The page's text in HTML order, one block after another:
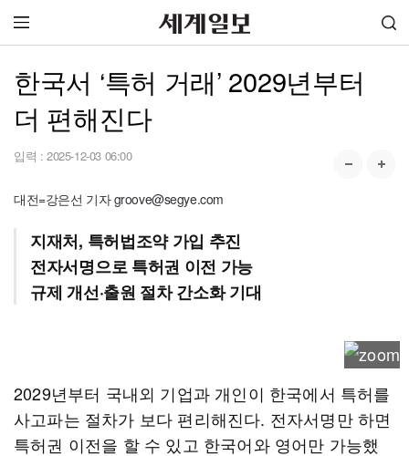
한국서 ‘특허 거래’ 2029년부터
더 편해진다
입력 : 2025-12-03 06:00
대전=강은선 기자 groove@segye.com
지재처, 특허법조약 가입 추진
전자서명으로 특허권 이전 가능
규제 개선·출원 절차 간소화 기대
2029년부터 국내외 기업과 개인이 한국에서 특허를
사고파는 절차가 보다 편리해진다. 전자서명만 하면
특허권 이전을 할 수 있고 한국어와 영어만 가능했